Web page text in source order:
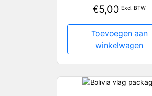
€5,00 Excl. BTW
Toevoegen aan
winkelwagen